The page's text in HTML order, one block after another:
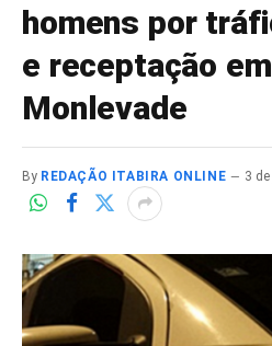
homens por
e receptação
Monlevade
By REDAÇÃO ITABIRA ONLINE 3